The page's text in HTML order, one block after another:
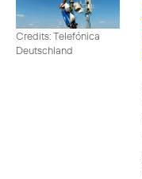
Credits: Telefónica
Deutschland